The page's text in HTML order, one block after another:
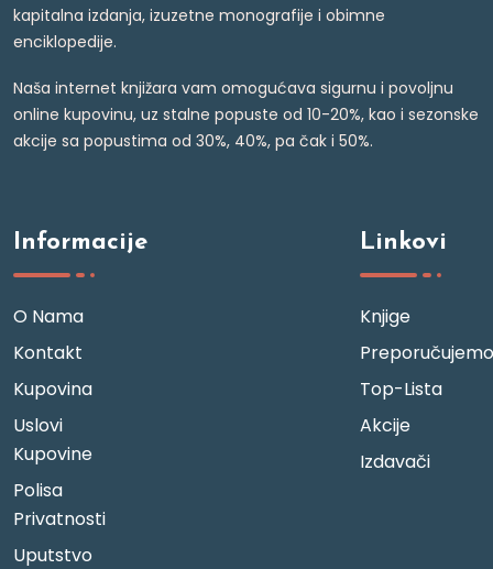
kapitalna izdanja, izuzetne monografije i obimne
enciklopedije.
Naša internet knjižara vam omogućava sigurnu i povoljnu
online kupovinu, uz stalne popuste od 10-20%, kao i sezonske
akcije sa popustima od 30%, 40%, pa čak i 50%.
Informacije
O Nama
Kontakt
Kupovina
Uslovi
Kupovine
Polisa
Privatnosti
Uputstvo
Linkovi
Knjige
Preporučujemo
Top-Lista
Akcije
Izdavači